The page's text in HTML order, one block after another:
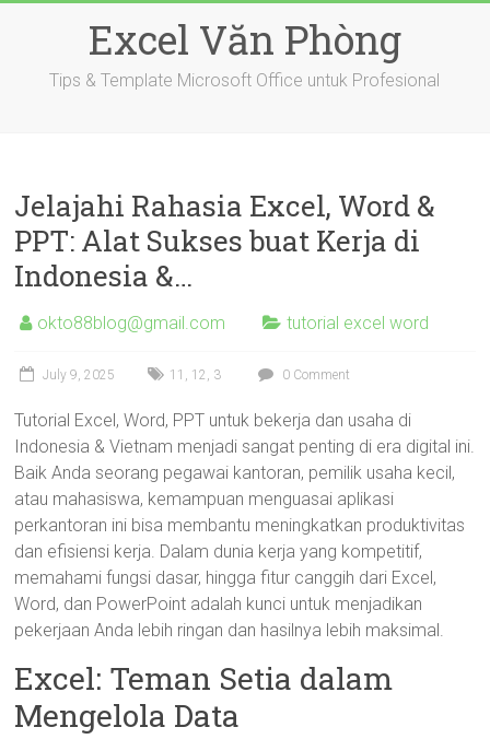
Excel Văn Phòng
Tips & Template Microsoft Office untuk Profesional
Jelajahi Rahasia Excel, Word &
PPT: Alat Sukses buat Kerja di
Indonesia &…
okto88blog@gmail.com tutorial excel word
July 9, 2025 11 , 12 , 3 0 Comment
Tutorial Excel, Word, PPT untuk bekerja dan usaha di
Indonesia & Vietnam menjadi sangat penting di era digital ini.
Baik Anda seorang pegawai kantoran, pemilik usaha kecil,
atau mahasiswa, kemampuan menguasai aplikasi
perkantoran ini bisa membantu meningkatkan produktivitas
dan efisiensi kerja. Dalam dunia kerja yang kompetitif,
memahami fungsi dasar, hingga fitur canggih dari Excel,
Word, dan PowerPoint adalah kunci untuk menjadikan
pekerjaan Anda lebih ringan dan hasilnya lebih maksimal.
Excel: Teman Setia dalam
Mengelola Data